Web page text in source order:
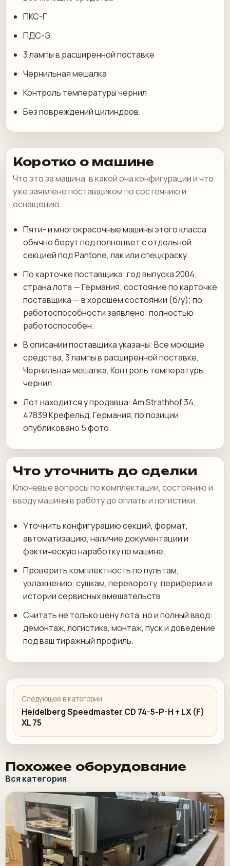
ПКС-Г
ПДС-Э
3 лампы в расширенной поставке
Чернильная мешалка
Контроль температуры чернил
Без повреждений цилиндров.
Коротко о машине
Что это за машина, в какой она конфигурации и что
уже заявлено поставщиком по состоянию и
оснащению.
Пяти- и многокрасочные машины этого класса
обычно берут под полноцвет с отдельной
секцией под Pantone, лак или спецкраску.
По карточке поставщика: год выпуска 2004;
страна лота — Германия; состояние по карточке
поставщика — в хорошем состоянии (б/у); по
работоспособности заявлено: полностью
работоспособен.
В описании поставщика указаны: Все моющие
средства, 3 лампы в расширенной поставке,
Чернильная мешалка, Контроль температуры
чернил.
Лот находится у продавца: Am Strathhof 34,
47839 Крефельд, Германия, по позиции
опубликовано 5 фото.
Что уточнить до сделки
Ключевые вопросы по комплектации, состоянию и
вводу машины в работу до оплаты и логистики.
Уточнить конфигурацию секций, формат,
автоматизацию, наличие документации и
фактическую наработку по машине.
Проверить комплектность по пультам,
увлажнению, сушкам, перевороту, периферии и
истории сервисных вмешательств.
Считать не только цену лота, но и полный ввод:
демонтаж, логистика, монтаж, пуск и доведение
под ваш тиражный профиль.
Следующее в категории
Heidelberg Speedmaster CD 74-5-P-H + LX (F)
XL 75
Похожее оборудование
Вся категория